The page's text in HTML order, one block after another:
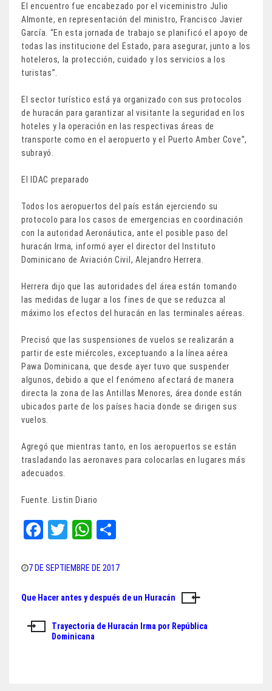
El encuentro fue encabezado por el viceministro Julio
Almonte, en representación del ministro, Francisco Javier
García. “En esta jornada de trabajo se planificó el apoyo de
todas las institucione del Estado, para asegurar, junto a los
hoteleros, la protección, cuidado y los servicios a los
turistas”.
El sector turístico está ya organizado con sus protocolos
de huracán para garantizar al visitante la seguridad en los
hoteles y la operación en las respectivas áreas de
transporte como en el aeropuerto y el Puerto Amber Cove”,
subrayó.
El IDAC preparado
Todos los aeropuertos del país están ejerciendo su
protocolo para los casos de emergencias en coordinación
con la autoridad Aeronáutica, ante el posible paso del
huracán Irma, informó ayer el director del Instituto
Dominicano de Aviación Civil, Alejandro Herrera.
Herrera dijo que las autoridades del área están tomando
las medidas de lugar a los fines de que se reduzca al
máximo los efectos del huracán en las terminales aéreas.
Precisó que las suspensiones de vuelos se realizarán a
partir de este miércoles, exceptuando a la línea aérea
Pawa Dominicana, que desde ayer tuvo que suspender
algunos, debido a que el fenómeno afectará de manera
directa la zona de las Antillas Menores, área donde están
ubicados parte de los países hacia donde se dirigen sus
vuelos.
Agregó que mientras tanto, en los aeropuertos se están
trasladando las aeronaves para colocarlas en lugares más
adecuados.
Fuente. Listin Diario
Fa
bo
T
tt
W
ts
A
pp
e
7 DE SEPTIEMBRE DE 2017
Navegación
de
Que Hacer antes y después de un Huracán
Trayectoria de Huracán Irma por República
Dominicana